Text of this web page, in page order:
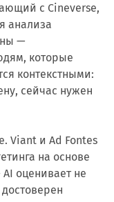
с Cineverse,
анализа
—
которые
контекстными:
сейчас нужен
Viant и Ad Fontes
на основе
оценивает не